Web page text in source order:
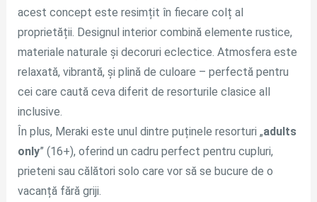
acest concept este resimțit în fiecare colț al
proprietății. Designul interior combină elemente rustice,
materiale naturale și decoruri eclectice. Atmosfera este
relaxată, vibrantă, și plină de culoare – perfectă pentru
cei care caută ceva diferit de resorturile clasice all
inclusive.
În plus, Meraki este unul dintre puținele resorturi „adults
only” (16+), oferind un cadru perfect pentru cupluri,
prieteni sau călători solo care vor să se bucure de o
vacanță fără griji.